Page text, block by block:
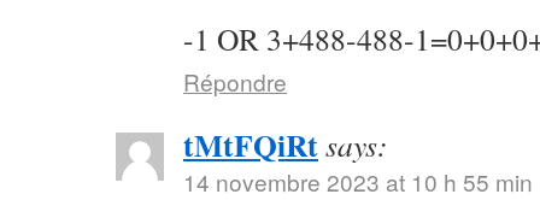
-1 OR 3+488-488-
Répondre
tMtFQiRtsays:
14 novembre 2023 at 10 h 55 min